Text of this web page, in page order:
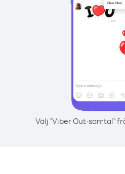
Välj "Viber Out-samtal"